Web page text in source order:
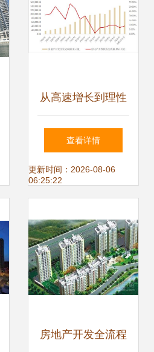
从高速增长到理性
回调 物业管理行业
在房地产转型期的
查看详情
更新时间：2026-08-06
06:25:22
房地产开发全流程